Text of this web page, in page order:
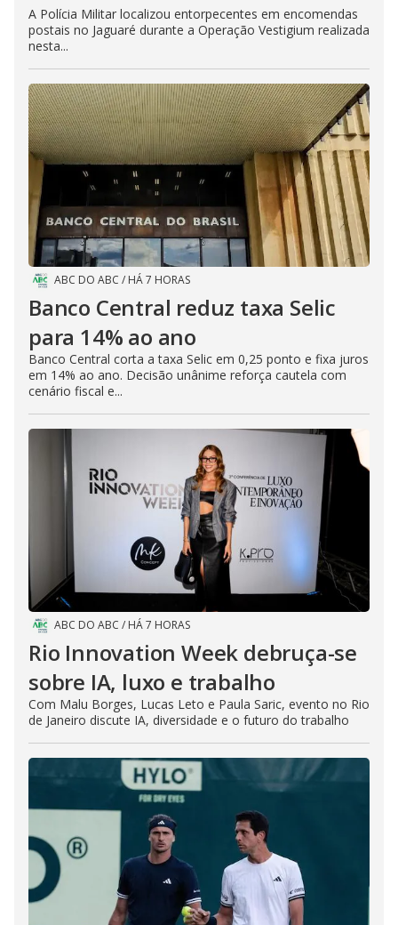
A Polícia Militar localizou entorpecentes em encomendas
postais no Jaguaré durante a Operação Vestigium realizada
nesta...
ABC DO ABC / HÁ 7 HORAS
Banco Central reduz taxa Selic
para 14% ao ano
Banco Central corta a taxa Selic em 0,25 ponto e fixa juros
em 14% ao ano. Decisão unânime reforça cautela com
cenário fiscal e...
ABC DO ABC / HÁ 7 HORAS
Rio Innovation Week debruça-se
sobre IA, luxo e trabalho
Com Malu Borges, Lucas Leto e Paula Saric, evento no Rio
de Janeiro discute IA, diversidade e o futuro do trabalho